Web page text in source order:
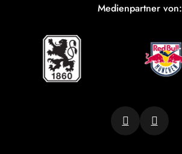
Medienpartner von: